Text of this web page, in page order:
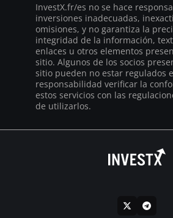
InvestX.fr/es no se hace
inversiones inadecuadas,
omisiones, y no garantiza la
integridad de la información,
enlaces u otros elementos
sitio. Algunos de los socios
sitio pueden no estar regulados
responsabilidad verificar la
estos servicios con las
de utilizarlos.